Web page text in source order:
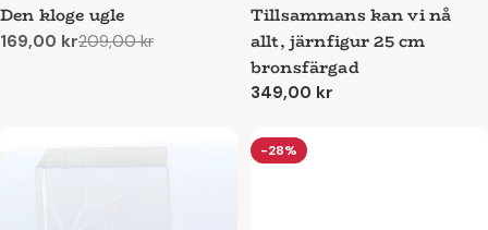
Den kloge ugle
Reapris
169,00 kr
Ordinarie209,00 kr
Tillsammans kan vi nå
allt, järnfigur 25 cm
bronsfärgad
Ordinarie
349,00 kr
-28%